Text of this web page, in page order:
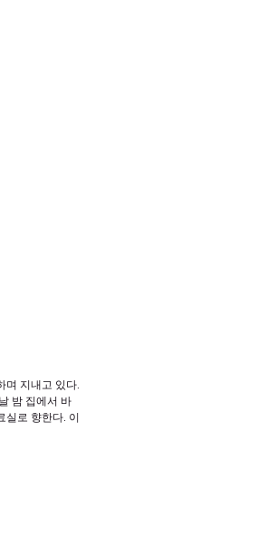
며 지내고 있다.
밤 집에서 바
실로 향한다. 이